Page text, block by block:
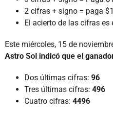
2 cifras + signo = paga
El acierto de las cifras es
Este miércoles, 15 de
Astro Sol indicó que el
Dos últimas cifras: 96
Tres últimas cifras: 496
Cuatro cifras: 4496